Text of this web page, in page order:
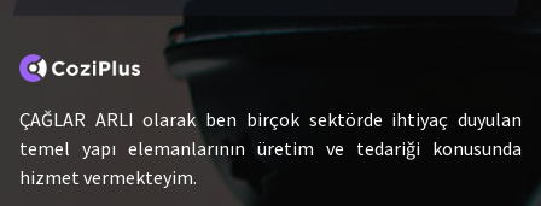
ÇAĞLAR ARLI olarak ben birçok sektörde ihtiyaç duyulan
temel yapı elemanlarının üretim ve tedariği konusunda
hizmet vermekteyim.